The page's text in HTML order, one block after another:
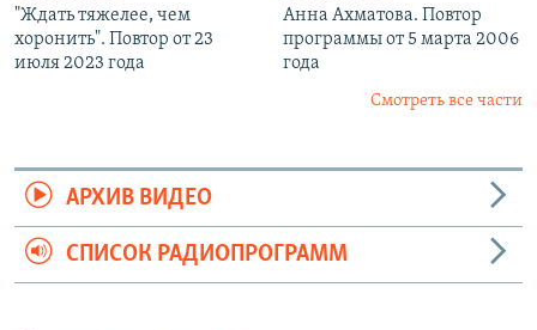
"Ждать тяжелее, чем
хоронить". Повтор от 23
июля 2023 года
Анна Ахматова. Повтор
программы от 5 марта 2006
года
Смотреть все части
АРХИВ ВИДЕО
СПИСОК РАДИОПРОГРАММ